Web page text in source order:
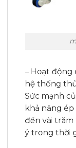
– Hoạt động
hệ thống
Sức mạnh
khả năng
đến vài
ý trong thời